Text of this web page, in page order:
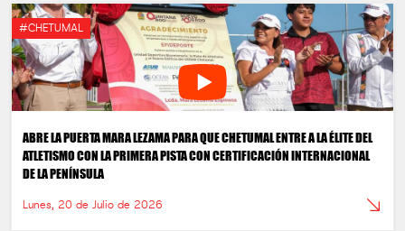
#CHETUMAL
ABRE LA PUERTA MARA LEZAMA PARA QUE CHETUMAL ENTRE A LA ÉLITE DEL
ATLETISMO CON LA PRIMERA PISTA CON CERTIFICACIÓN INTERNACIONAL
DE LA PENÍNSULA
Lunes, 20 de Julio de 2026